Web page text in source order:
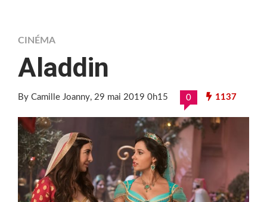
CINÉMA
Aladdin
By Camille Joanny, 29 mai 2019 0h15 0 1137